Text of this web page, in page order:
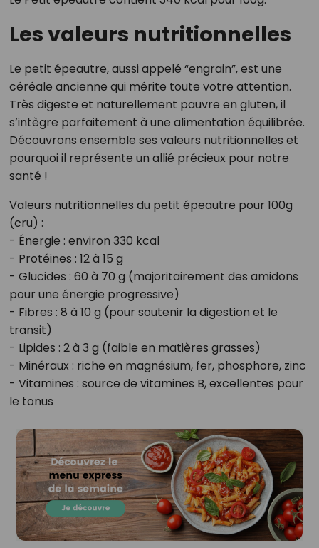
Les valeurs nutritionnelles
Le petit épeautre, aussi appelé “engrain”, est une
céréale ancienne qui mérite toute votre attention.
Très digeste et naturellement pauvre en gluten, il
s’intègre parfaitement à une alimentation équilibrée.
Découvrons ensemble ses valeurs nutritionnelles et
pourquoi il représente un allié précieux pour notre
santé !
Valeurs nutritionnelles du petit épeautre pour 100g
(cru) :
- Énergie : environ 330 kcal
- Protéines : 12 à 15 g
- Glucides : 60 à 70 g (majoritairement des amidons
pour une énergie progressive)
- Fibres : 8 à 10 g (pour soutenir la digestion et le
transit)
- Lipides : 2 à 3 g (faible en matières grasses)
- Minéraux : riche en magnésium, fer, phosphore, zinc
- Vitamines : source de vitamines B, excellentes pour
le tonus